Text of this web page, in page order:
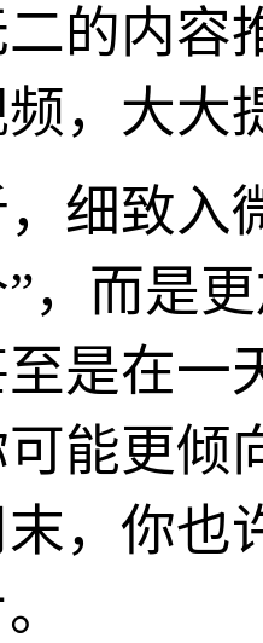
的内容
，大大
细致入
，而是
是在一
能更倾
，你也